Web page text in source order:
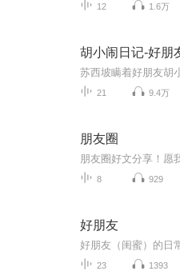
12 1.6万
胡小闹日记-好朋
21 9.4万
朋友圈
朋友圈好文分享！愿
8 929
好朋友
23 1393